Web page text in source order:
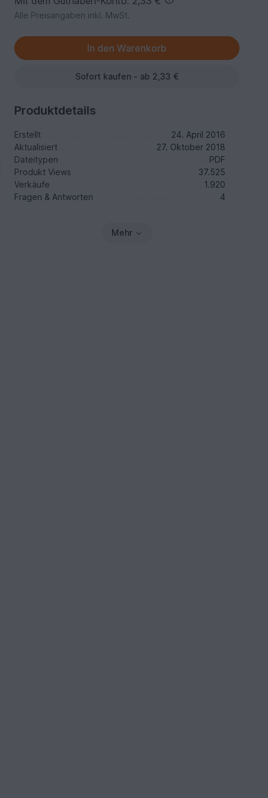
Alle Preisangaben inkl. MwSt.
Sofort kaufen - ab 2,33 €
Produktdetails
Erstellt
24. April 2016
Aktualisiert
27. Oktober 2018
Dateitypen
PDF
Produkt Views
37.525
Verkäufe
1.920
Fragen & Antworten
4
Mehr